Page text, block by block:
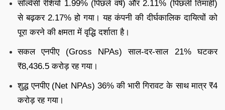
सॉल्वेंसी रेशियो 1.99% (पिछले वर्ष) और 2.11% (पिछली तिमाही)
से बढ़कर 2.17% हो गया। यह कंपनी की दीर्घकालिक दायित्वों को
पूरा करने की क्षमता में वृद्धि दर्शाता है।
सकल एनपीए (Gross NPAs) साल-दर-साल 21% घटकर
₹8,436.5 करोड़ रह गया।
शुद्ध एनपीए (Net NPAs) 36% की भारी गिरावट के साथ मात्र ₹4
करोड़ रह गया।